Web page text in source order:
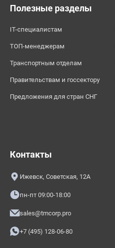
Полезные разделы
IT-специалистам
ТОП-менеджерам
Транспортным отделам
Правительствам и госсектору
Предложения для стран СНГ
Контакты
Ижевск, Советская, 12А
пн-пт 09:00-18:00
sales@tmcorp.pro
+7 (495) 128-06-80